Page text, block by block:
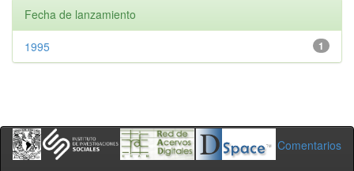
Fecha de lanzamiento
1
1995
Comentarios